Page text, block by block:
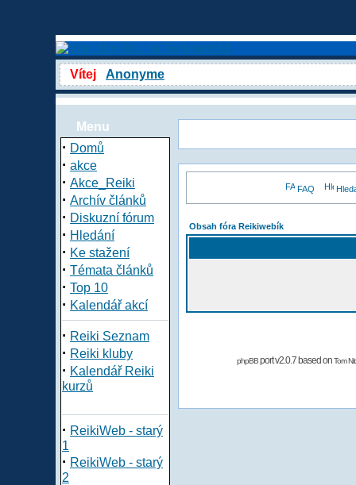
Vítej Anonyme
Menu
· Domů
· akce
· Akce_Reiki
· Archív článků
· Diskuzní fórum
· Hledání
· Ke stažení
· Témata článků
· Top 10
· Kalendář akcí
· Reiki Seznam
· Reiki kluby
· Kalendář Reiki
kurzů
· ReikiWeb - starý
1
· ReikiWeb - starý
2
FAQ
Obsah fóra Reikiwebík
phpBBport v2.0.7 based onTom